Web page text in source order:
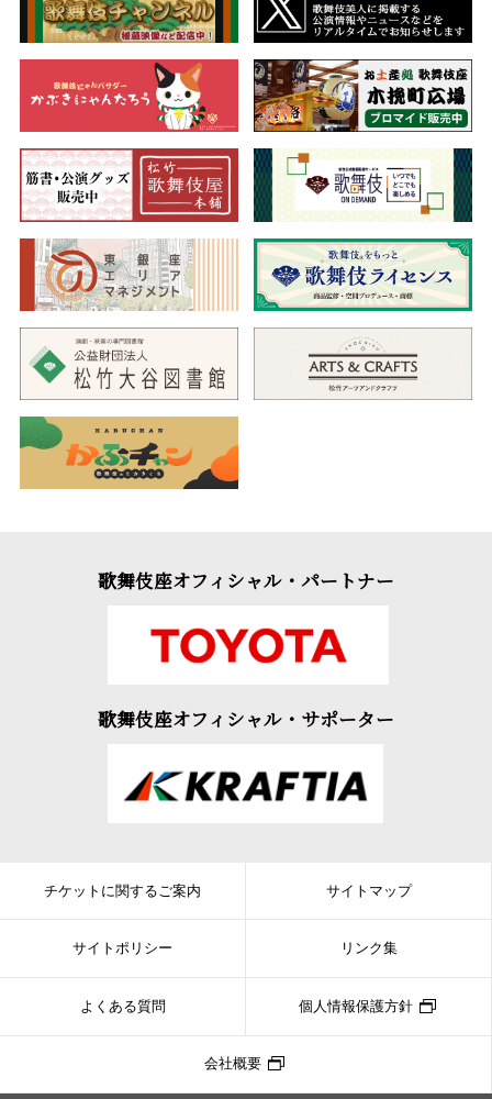
歌舞伎座オフィシャル・パートナー
歌舞伎座オフィシャル・サポーター
チケットに関するご案内 サイトマップ
サイトポリシー リンク集
よくある質問 個人情報保護方針
会社概要